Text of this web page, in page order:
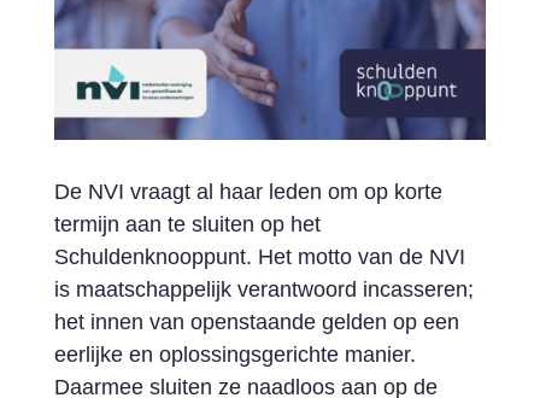
De NVI vraagt al haar leden om op korte
termijn aan te sluiten op het
Schuldenknooppunt. Het motto van de NVI
is maatschappelijk verantwoord incasseren;
het innen van openstaande gelden op een
eerlijke en oplossingsgerichte manier.
Daarmee sluiten ze naadloos aan op de